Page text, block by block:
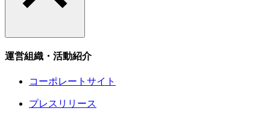
運営組織・活動紹介
コーポレートサイト
プレスリリース